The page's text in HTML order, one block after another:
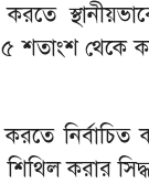
থেকে
নির্বাচিত
করার